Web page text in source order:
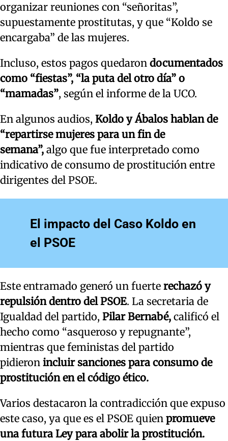
organizar reuniones con “señoritas”,
supuestamente prostitutas, y que “Koldo se
encargaba” de las mujeres.
Incluso, estos pagos quedaron documentados
como “fiestas”, “la puta del otro día” o
“mamadas”, según el informe de la UCO.
En algunos audios, Koldo y Ábalos hablan de
“repartirse mujeres para un fin de
semana”, algo que fue interpretado como
indicativo de consumo de prostitución entre
dirigentes del PSOE.
El impacto del Caso Koldo en
el PSOE
Este entramado generó un fuerte rechazó y
repulsión dentro del PSOE. La secretaria de
Igualdad del partido, Pilar Bernabé, calificó el
hecho como “asqueroso y repugnante”,
mientras que feministas del partido
pidieron incluir sanciones para consumo de
prostitución en el código ético.
Varios destacaron la contradicción que expuso
este caso, ya que es el PSOE quien promueve
una futura Ley para abolir la prostitución.